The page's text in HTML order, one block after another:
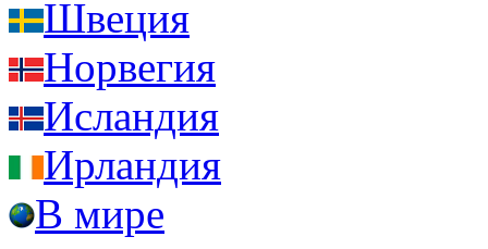
Швеция
Норвегия
Исландия
Ирландия
В мире